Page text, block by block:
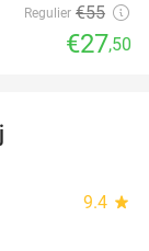
Regulier €55
€27,50
9.4 star